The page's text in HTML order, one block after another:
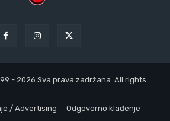
- 2026 Sva prava zadržana. All rights
/ Advertising
Odgovorno klađenje